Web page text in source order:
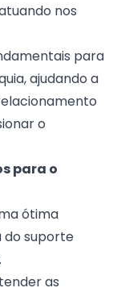
nos
para
ajudando a
o
para o
ótima
suporte
as